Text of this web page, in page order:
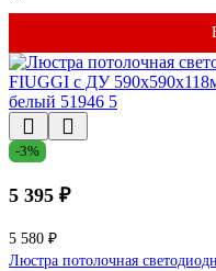
-3%
5 395 ₽
5 580 ₽
Люстра потолочная